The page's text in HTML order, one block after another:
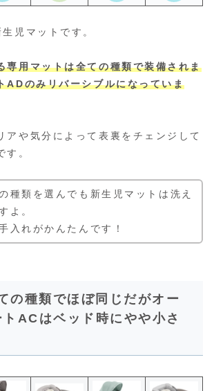
児マットです。
専用マットは全ての種類で装備されま
ADのみリバーシブルになっていま
アや気分によって表裏をチェンジして
す。
種類を選んでも新生児マットは洗え
よ。
入れがかんたんです！
の種類でほぼ同じだがオー
トACはベッド時にやや小さ